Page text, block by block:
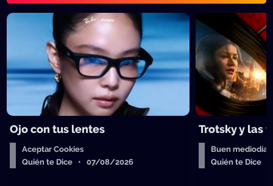
Ojo con tus lentes
Aceptar Cookies
Quién te Dice • 07/08/2026
Trotsky y las
Buen mediodía
Quién te Dice